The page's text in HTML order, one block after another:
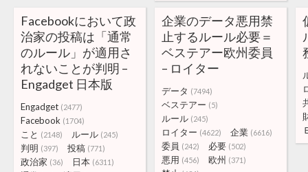
Facebookにおいて政
治家の投稿は「通常
のルール」が適用さ
れないことが判明 –
Engadget 日本版
Engadget (2477)
Facebook (1704)
こと (2148) ルール (245)
判明 (397) 投稿 (771)
政治家 (36) 日本 (6311)
企業のデータ悪用禁
止するルール必要＝
ベステアー欧州委員
– ロイター
データ (7494)
ベステアー (5)
ルール (245)
ロイター (4622) 企業 (6616)
委員 (242) 必要 (502)
悪用 (456) 欧州 (371)